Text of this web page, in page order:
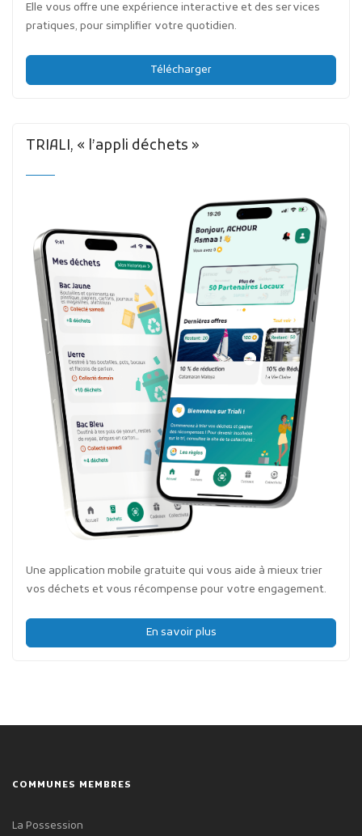
Elle vous offre une expérience interactive et des services
pratiques, pour simplifier votre quotidien.
Télécharger
TRIALI, « l’appli déchets »
Une application mobile gratuite qui vous aide à mieux trier
vos déchets et vous récompense pour votre engagement.
En savoir plus
COMMUNES MEMBRES
La Possession